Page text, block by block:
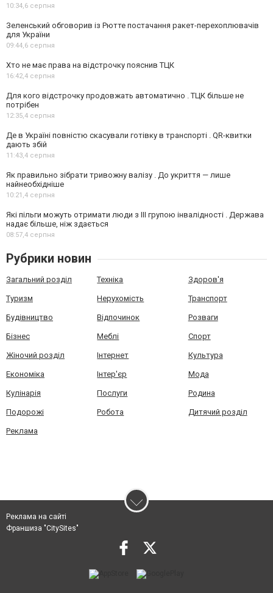
10:34,6 серпня
Зеленський обговорив із Рютте постачання ракет-перехоплювачів
для України
09:44,6 серпня
Хто не має права на відстрочку пояснив ТЦК
16:42,4 серпня
Для кого відстрочку продовжать автоматично . ТЦК більше не
потрібен
12:35,4 серпня
Де в Україні повністю скасували готівку в транспорті . QR-квитки
дають збій
11:43,4 серпня
Як правильно зібрати тривожну валізу . До укриття — лише
найнеобхідніше
10:21,4 серпня
Які пільги можуть отримати люди з III групою інвалідності . Держава
надає більше, ніж здається
08:57,4 серпня
Рубрики новин
Загальний розділ Техніка Здоров'я
Туризм Нерухомість Транспорт
Будівництво Відпочинок Розваги
Бізнес Меблі Спорт
Жіночий розділ Інтернет Культура
Економіка Інтер'єр Мода
Кулінарія Послуги Родина
Подорожі Робота Дитячий розділ
Реклама
Реклама на сайті
Франшиза "CitySites"